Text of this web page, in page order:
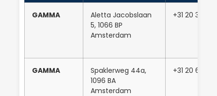
GAMMA
Aletta Jacobslaan
5, 1066 BP
Amsterdam
+31 20 346
GAMMA
Spaklerweg 44a,
1096 BA
Amsterdam
+31 20 668